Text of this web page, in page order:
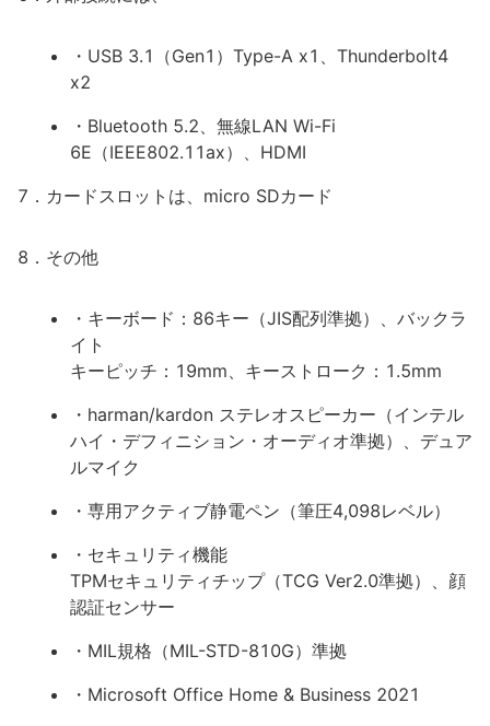
・USB 3.1（Gen1）Type-A x1、Thunderbolt4
x2
・Bluetooth 5.2、無線LAN Wi-Fi
6E（IEEE802.11ax）、HDMI
7．カードスロットは、micro SDカード
8．その他
・キーボード：86キー（JIS配列準拠）、バックラ
イト
キーピッチ：19mm、キーストローク：1.5mm
・harman/kardon ステレオスピーカー（インテル
ハイ・デフィニション・オーディオ準拠）、デュア
ルマイク
・専用アクティブ静電ペン（筆圧4,098レベル）
・セキュリティ機能
TPMセキュリティチップ（TCG Ver2.0準拠）、顔
認証センサー
・MIL規格（MIL-STD-810G）準拠
・Microsoft Office Home & Business 2021